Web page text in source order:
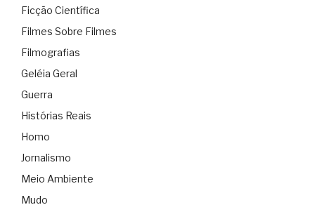
Ficção Científica
Filmes Sobre Filmes
Filmografias
Geléia Geral
Guerra
Histórias Reais
Homo
Jornalismo
Meio Ambiente
Mudo